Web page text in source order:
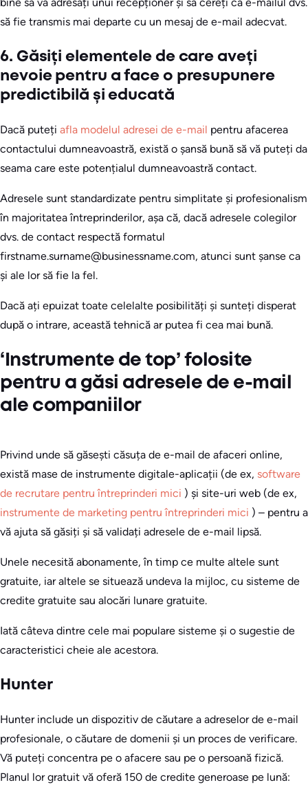
bine să vă adresați unui recepționer și să cereți ca e-mailul dvs.
să fie transmis mai departe cu un mesaj de e-mail adecvat.
6. Găsiți elementele de care aveți
nevoie pentru a face o presupunere
predictibilă și educată
Dacă puteți afla modelul adresei de e-mail pentru afacerea
contactului dumneavoastră, există o șansă bună să vă puteți da
seama care este potențialul dumneavoastră contact.
Adresele sunt standardizate pentru simplitate și profesionalism
în majoritatea întreprinderilor, așa că, dacă adresele colegilor
dvs. de contact respectă formatul
firstname.surname@businessname.com, atunci sunt șanse ca
și ale lor să fie la fel.
Dacă ați epuizat toate celelalte posibilități și sunteți disperat
după o intrare, această tehnică ar putea fi cea mai bună.
‘Instrumente de top’ folosite
pentru a găsi adresele de e-mail
ale companiilor
Privind unde să găsești căsuța de e-mail de afaceri online,
există mase de instrumente digitale-aplicații (de ex, software
de recrutare pentru întreprinderi mici ) și site-uri web (de ex,
instrumente de marketing pentru întreprinderi mici ) – pentru a
vă ajuta să găsiți și să validați adresele de e-mail lipsă.
Unele necesită abonamente, în timp ce multe altele sunt
gratuite, iar altele se situează undeva la mijloc, cu sisteme de
credite gratuite sau alocări lunare gratuite.
Iată câteva dintre cele mai populare sisteme și o sugestie de
caracteristici cheie ale acestora.
Hunter
Hunter include un dispozitiv de căutare a adreselor de e-mail
profesionale, o căutare de domenii și un proces de verificare.
Vă puteți concentra pe o afacere sau pe o persoană fizică.
Planul lor gratuit vă oferă 150 de credite generoase pe lună: